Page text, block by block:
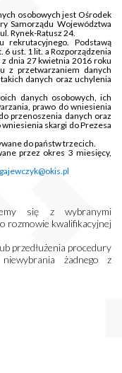
osobowych jest Ośrodek
Samorządu Województwa
Rynek-Ratusz 24.
rekrutacyjnego. Podstawą
ust. 1 lit. a Rozporządzenia
dnia 27 kwietnia 2016 roku
z przetwarzaniem danych
danych oraz uchylenia
danych osobowych, ich
prawo do wniesienia
przenoszenia danych oraz
skargi do Prezesa
do państw trzecich.
przez okres 3 miesięcy,
się z wybranymi
rozmowie kwalifikacyjnej
przedłużenia procedury
żadnego z